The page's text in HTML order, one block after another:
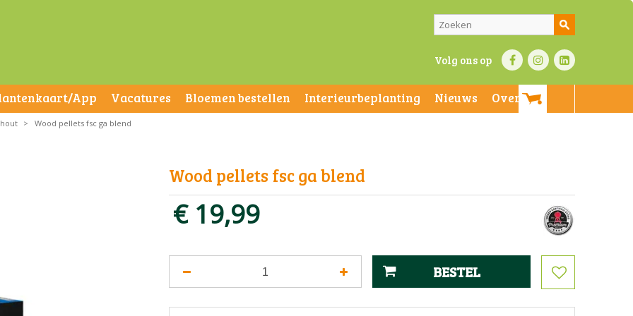
Volg ons op
App Vacatures Bloemen bestellen Interieurbeplanting Nieuws
Over ons
> Wood pellets fsc ga blend
Wood pellets fsc ga blend
€ 19,99